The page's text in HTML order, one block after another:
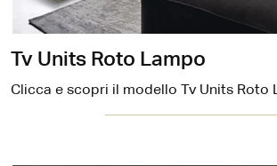
Tv Units Roto Lampo